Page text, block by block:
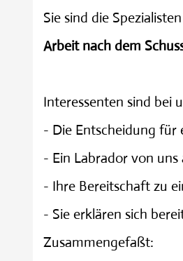
Sie sind die
Arbeit nach dem
Interessenten sind bei
- Die Entscheidung für
- Ein Labrador von
- Ihre Bereitschaft zu
- Sie erklären sich
Zusammengefaßt: